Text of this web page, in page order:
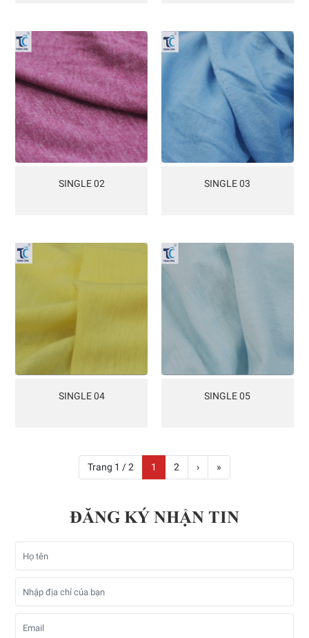
SINGLE 02 SINGLE 03
SINGLE 04 SINGLE 05
Trang 1 / 2 1 2 › »
ĐĂNG KÝ NHẬN TIN